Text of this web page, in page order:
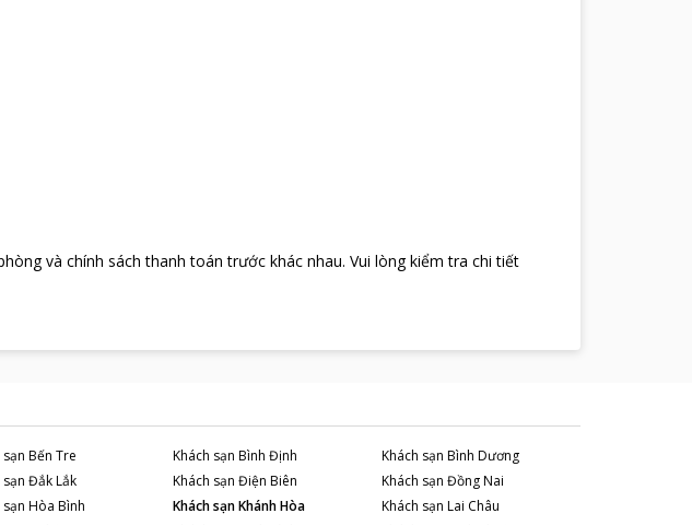
và chính sách thanh toán trước khác nhau. Vui lòng kiểm tra chi tiết
sạn Bến Tre Khách sạn Bình Định Khách sạn Bình Dương
sạn Đắk Lắk Khách sạn Điện Biên Khách sạn Đồng Nai
sạn Hòa Bình Khách sạnKhánh Hòa Khách sạn Lai Châu